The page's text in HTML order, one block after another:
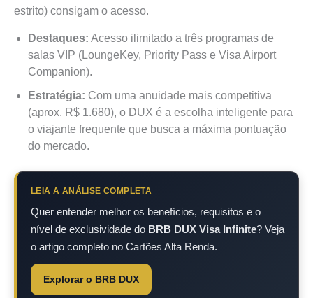
estrito) consigam o acesso.
Destaques: Acesso ilimitado a três programas de
salas VIP (LoungeKey, Priority Pass e Visa Airport
Companion).
Estratégia: Com uma anuidade mais competitiva
(aprox. R$ 1.680), o DUX é a escolha inteligente para
o viajante frequente que busca a máxima pontuação
do mercado.
LEIA A ANÁLISE COMPLETA
Quer entender melhor os benefícios, requisitos e o
nível de exclusividade do BRB DUX Visa Infinite? Veja
o artigo completo no Cartões Alta Renda.
Explorar o BRB DUX